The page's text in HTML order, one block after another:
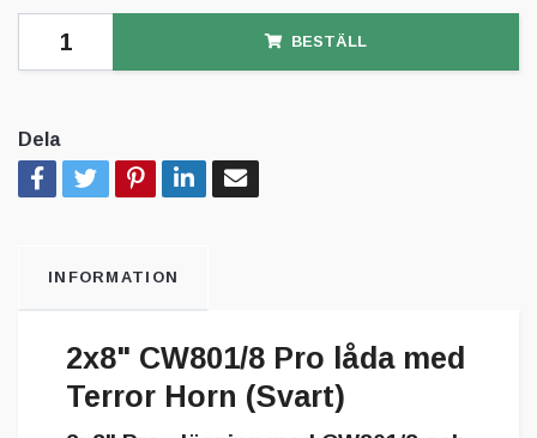
BESTÄLL
Dela
INFORMATION
2x8" CW801/8 Pro låda med
Terror Horn (Svart)